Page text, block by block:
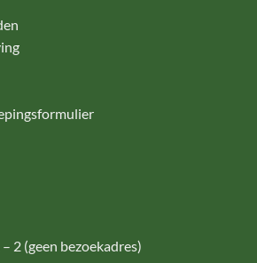
2 (geen bezoekadres)